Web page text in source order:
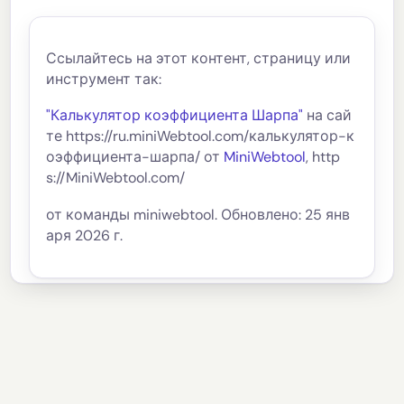
Ссылайтесь на этот контент, страницу или
инструмент так:
"Калькулятор коэффициента Шарпа" на сай
те https://ru.miniWebtool.com/калькулятор-к
оэффициента-шарпа/ от MiniWebtool, http
s://MiniWebtool.com/
от команды miniwebtool. Обновлено: 25 янв
аря 2026 г.